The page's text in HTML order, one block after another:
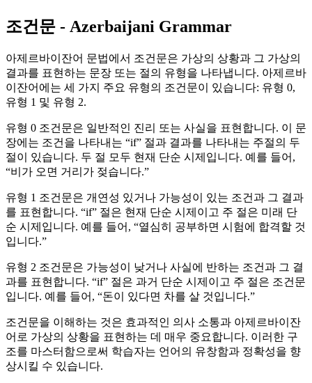
조건문 - Azerbaijani Grammar
아제르바이잔어 문법에서 조건문은 가상의 상황과 그 가상의
결과를 표현하는 문장 또는 절의 유형을 나타냅니다. 아제르바
이잔어에는 세 가지 주요 유형의 조건문이 있습니다: 유형 0,
유형 1 및 유형 2.
유형 0 조건문은 일반적인 진리 또는 사실을 표현합니다. 이 문
장에는 조건을 나타내는 “if” 절과 결과를 나타내는 주절의 두
절이 있습니다. 두 절 모두 현재 단순 시제입니다. 예를 들어,
“비가 오면 거리가 젖습니다.”
유형 1 조건문은 개연성 있거나 가능성이 있는 조건과 그 결과
를 표현합니다. “if” 절은 현재 단순 시제이고 주 절은 미래 단
순 시제입니다. 예를 들어, “열심히 공부하면 시험에 합격할 것
입니다.”
유형 2 조건문은 가능성이 낮거나 사실에 반하는 조건과 그 결
과를 표현합니다. “if” 절은 과거 단순 시제이고 주 절은 조건문
입니다. 예를 들어, “돈이 있다면 차를 살 것입니다.”
조건문을 이해하는 것은 효과적인 의사 소통과 아제르바이잔
어로 가상의 상황을 표현하는 데 매우 중요합니다. 이러한 구
조를 마스터함으로써 학습자는 언어의 유창함과 정확성을 향
상시킬 수 있습니다.